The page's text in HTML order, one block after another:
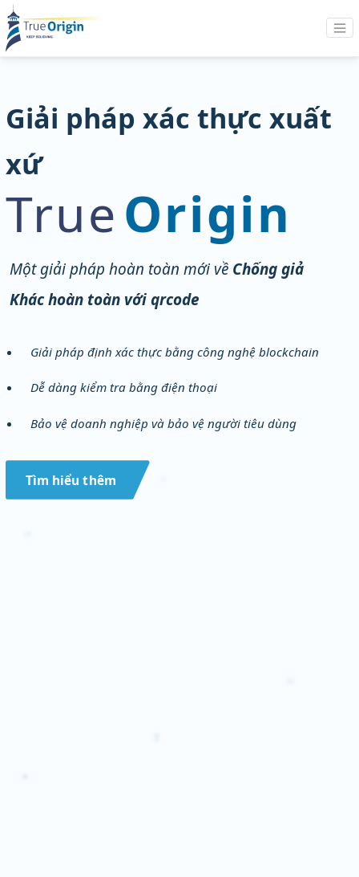
Giải pháp xác thực xuất
xứ
TrueOrigin
Một giải pháp hoàn toàn mới về Chống giả
Khác hoàn toàn với qrcode
Giải pháp định xác thực bằng công nghệ blockchain
Dễ dàng kiểm tra bằng điện thoại
Bảo vệ doanh nghiệp và bảo vệ người tiêu dùng
Tìm hiểu thêm